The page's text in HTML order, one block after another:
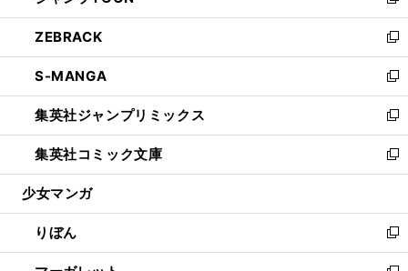
開
く
ウ
で
開
く
ン
ド
ウ
で
開
く
ウ
ィ
ン
ド
ウ
で
開
く
し
い
ウ
ィ
ン
ド
ウ
で
開
ZEBRACK
新
し
い
ウ
ィ
ン
ド
ウ
開
く
S-MANGA
新
し
い
ウ
ィ
ン
ウ
で
開
集英社ジャンプリミックス
新
し
い
ウ
ン
ド
ウ
集英社コミック文庫
新
し
ウ
ィ
ン
少女マンガ
りぼん
新
し